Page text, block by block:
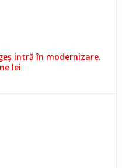
intră în modernizare.
lei